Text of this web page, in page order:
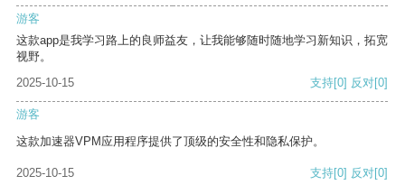
游客
这款app是我学习路上的良师益友，让我能够随时随地学习新知识，拓宽
视野。
2025-10-15
支持[0] 反对[0]
游客
这款加速器VPM应用程序提供了顶级的安全性和隐私保护。
2025-10-15 支持[0] 反对[0]